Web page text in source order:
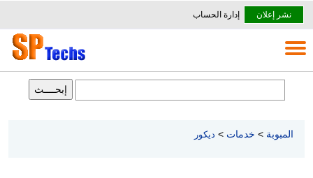
نشر إعلان إدارة الحساب
المبوبة > خدمات > ديكور